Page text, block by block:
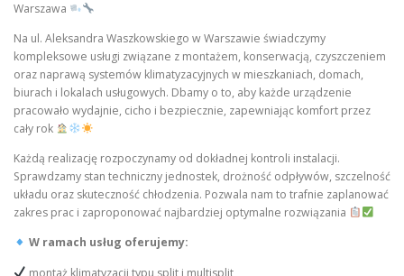
Warszawa
Na ul. Aleksandra Waszkowskiego w Warszawie świadczymy
kompleksowe usługi związane z montażem, konserwacją, czyszczeniem
oraz naprawą systemów klimatyzacyjnych w mieszkaniach, domach,
biurach i lokalach usługowych. Dbamy o to, aby każde urządzenie
pracowało wydajnie, cicho i bezpiecznie, zapewniając komfort przez
cały rok
Każdą realizację rozpoczynamy od dokładnej kontroli instalacji.
Sprawdzamy stan techniczny jednostek, drożność odpływów, szczelność
układu oraz skuteczność chłodzenia. Pozwala nam to trafnie zaplanować
zakres prac i zaproponować najbardziej optymalne rozwiązania
W ramach usług oferujemy:
montaż klimatyzacji typu split i multisplit,